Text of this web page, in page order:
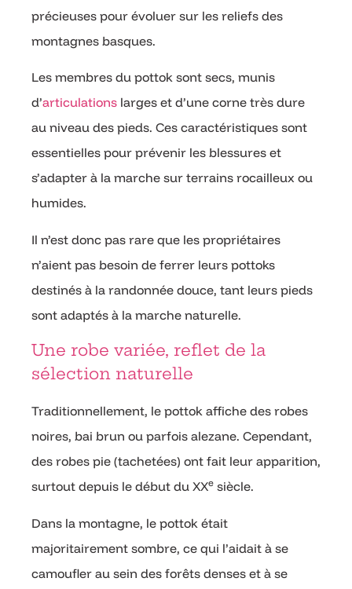
précieuses pour évoluer sur les reliefs des
montagnes basques.
Les membres du pottok sont secs, munis
d’articulations larges et d’une corne très dure
au niveau des pieds. Ces caractéristiques sont
essentielles pour prévenir les blessures et
s’adapter à la marche sur terrains rocailleux ou
humides.
Il n’est donc pas rare que les propriétaires
n’aient pas besoin de ferrer leurs pottoks
destinés à la randonnée douce, tant leurs pieds
sont adaptés à la marche naturelle.
Une robe variée, reflet de la
sélection naturelle
Traditionnellement, le pottok affiche des robes
noires, bai brun ou parfois alezane. Cependant,
des robes pie (tachetées) ont fait leur apparition,
surtout depuis le début du XXe siècle.
Dans la montagne, le pottok était
majoritairement sombre, ce qui l’aidait à se
camoufler au sein des forêts denses et à se